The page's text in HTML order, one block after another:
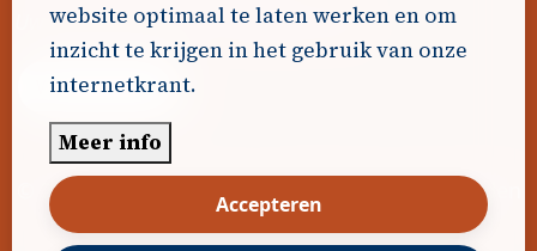
Uw advertentie hier? Contacteer ons!
Word Partner!
© 2026 Editiepajot.com
Algemene voorwaarden
|Disclaimer Privacybeleid Cookiebeleid|
website optimaal te laten werken en om
inzicht te krijgen in het gebruik van onze
internetkrant.
Meer info
Accepteren